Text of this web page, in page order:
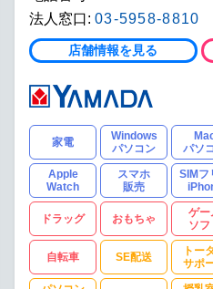
法人窓口: 03-5958-8810
店舗情報を見る
家電
Windows
パソコン
パソ
Apple
Watch
スマホ
販売
SIMフ
ドラッグ おもちゃ
ゲー
ソフ
自転車 SE配送
トー
サポ